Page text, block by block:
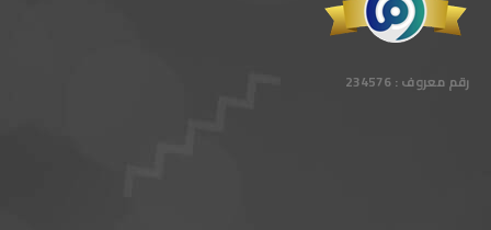
رقم معروف : 234576